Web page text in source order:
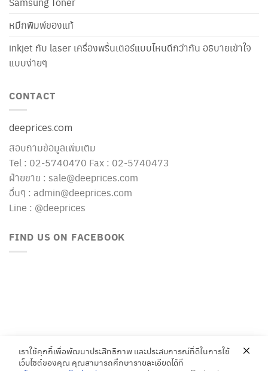
หมึกพิมพ์ของแท้
inkjet กับ laser เครื่องพริ้นเตอร์แบบไหนดีกว่ากัน อธิบายเข้าใจ
แบบง่ายๆ
CONTACT
deeprices.com
สอบถามข้อมูลเพิ่มเติม
Tel : 02-5740470 Fax : 02-5740473
ฝ่ายขาย : sale@deeprices.com
อื่นๆ : admin@deeprices.com
Line : @deeprices
FIND US ON FACEBOOK
เราใช้คุกกี้เพื่อพัฒนาประสิทธิภาพ และประสบการณ์ที่ดีในการใช้
เว็บไซต์ของคุณ คุณสามารถศึกษารายละเอียดได้ที่